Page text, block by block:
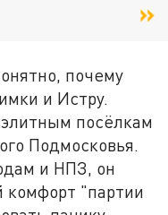
почему
и Истру.
посёлкам
Подмосковья.
и НПЗ, он
комфорт "партии